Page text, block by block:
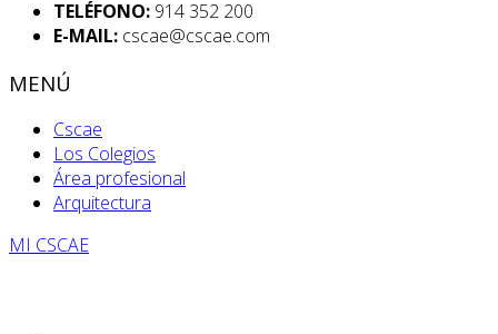
TELÉFONO: 914 352 200
E-MAIL: cscae@cscae.com
MENÚ
Cscae
Los Colegios
Área profesional
Arquitectura
MI CSCAE